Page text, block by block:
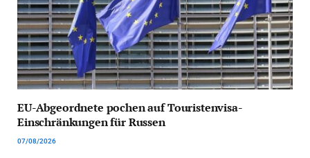
EU-Abgeordnete pochen auf Touristenvisa-
Einschränkungen für Russen
07/08/2026